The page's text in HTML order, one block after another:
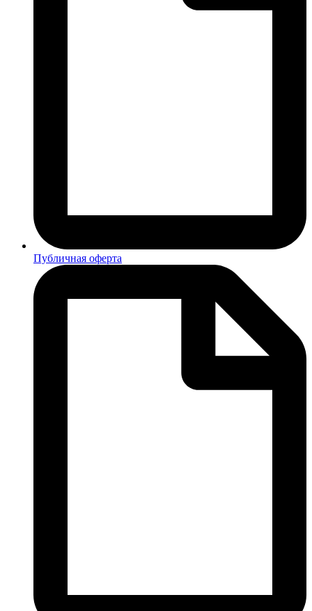
Публичная оферта